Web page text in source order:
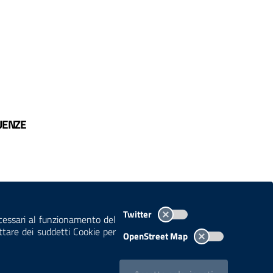
al funzionamento del
dei suddetti Cookie per
Twitter
OpenStreet Map
AREA DIPENDENTI